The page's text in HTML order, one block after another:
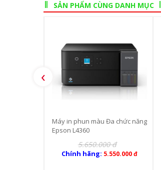
SẢN PHẨM CÙNG DANH MỤC
Máy in phun màu Đa chức năng
Epson L4360
5.650.000 đ
Chính hãng: 5.550.000 đ
‹